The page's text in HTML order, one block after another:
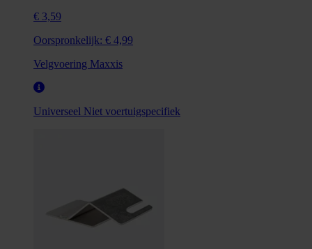
€ 3,59
Oorspronkelijk: € 4,99
Velgvoering Maxxis
Universeel Niet voertuigspecifiek